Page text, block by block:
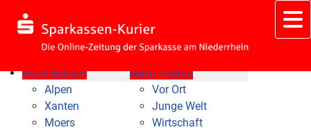
Nach Bereich
Alpen
Xanten
Moers
Nach Thema
Vor Ort
Junge Welt
Wirtschaft